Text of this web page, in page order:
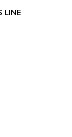
LINE